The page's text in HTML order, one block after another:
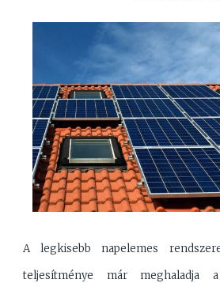
A legkisebb napelemes
teljesítménye már meghaladja